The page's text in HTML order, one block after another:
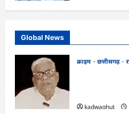
Global News
क्राइम छत्तीसगढ़
kadwaghut